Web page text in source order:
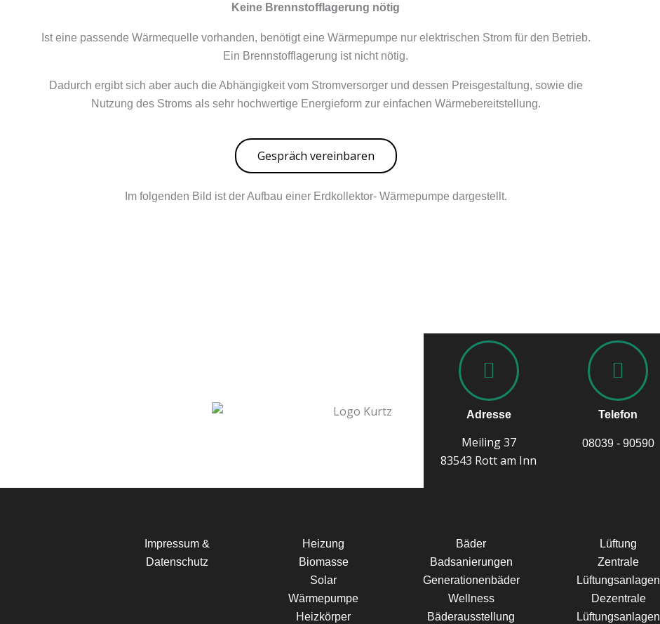
Keine Brennstofflagerung nötig
Ist eine passende Wärmequelle vorhanden, benötigt eine Wärmepumpe nur elektrischen Strom für den Betrieb.
Ein Brennstofflagerung ist nicht nötig.
Dadurch ergibt sich aber auch die Abhängigkeit vom Stromversorger und dessen Preisgestaltung, sowie die
Nutzung des Stroms als sehr hochwertige Energieform zur einfachen Wärmebereitstellung.
Gespräch vereinbaren
Im folgenden Bild ist der Aufbau einer Erdkollektor- Wärmepumpe dargestellt.
Adresse
Meiling 37
83543 Rott am Inn
Telefon
08039 - 90590
Impressum &
Datenschutz
Heizung
Biomasse
Solar
Wärmepumpe
Heizkörper
Bäder
Badsanierungen
Generationenbäder
Wellness
Bäderausstellung
Lüftung
Zentrale
Lüftungsanlagen
Dezentrale
Lüftungsanlagen